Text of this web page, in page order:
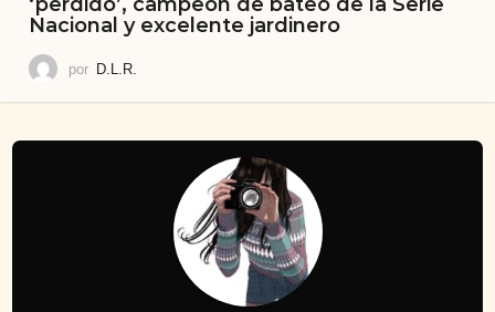
Nacional y excelente jardinero
por D.L.R.